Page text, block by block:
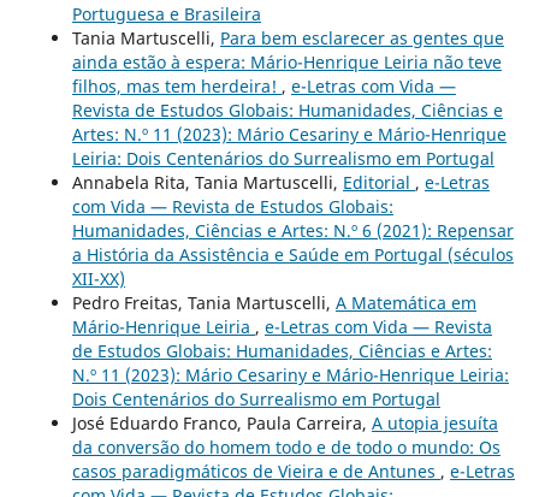
Portuguesa e Brasileira
Tania Martuscelli, Para bem esclarecer as gentes que
ainda estão à espera: Mário-Henrique Leiria não teve
filhos, mas tem herdeira! , e-Letras com Vida —
Revista de Estudos Globais: Humanidades, Ciências e
Artes: N.º 11 (2023): Mário Cesariny e Mário-Henrique
Leiria: Dois Centenários do Surrealismo em Portugal
Annabela Rita, Tania Martuscelli, Editorial , e-Letras
com Vida — Revista de Estudos Globais:
Humanidades, Ciências e Artes: N.º 6 (2021): Repensar
a História da Assistência e Saúde em Portugal (séculos
XII-XX)
Pedro Freitas, Tania Martuscelli, A Matemática em
Mário-Henrique Leiria , e-Letras com Vida — Revista
de Estudos Globais: Humanidades, Ciências e Artes:
N.º 11 (2023): Mário Cesariny e Mário-Henrique Leiria:
Dois Centenários do Surrealismo em Portugal
José Eduardo Franco, Paula Carreira, A utopia jesuíta
da conversão do homem todo e de todo o mundo: Os
casos paradigmáticos de Vieira e de Antunes , e-Letras